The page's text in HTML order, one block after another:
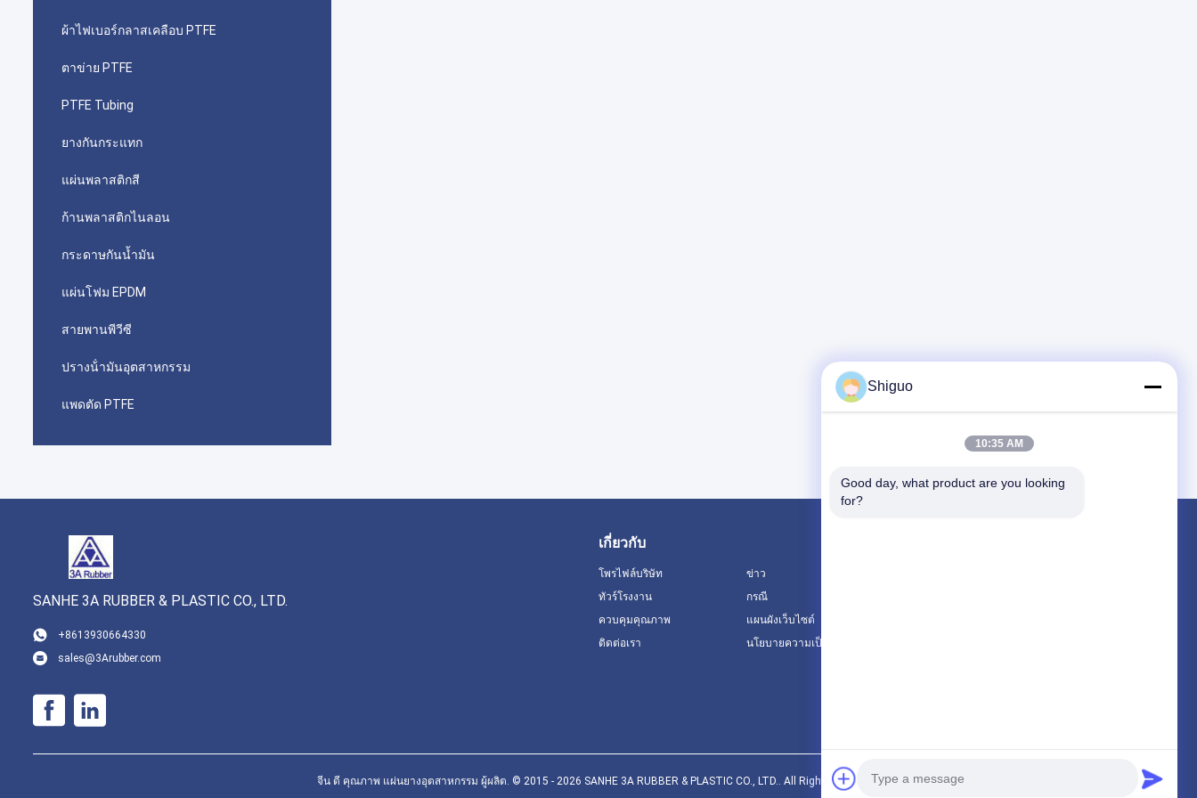
ผ้าไฟเบอร์กลาสเคลือบ PTFE
ตาข่าย PTFE
PTFE Tubing
ยางกันกระแทก
แผ่นพลาสติกสี
ก้านพลาสติกไนลอน
กระดาษกันน้ำมัน
แผ่นโฟม EPDM
สายพานพีวีซี
ปรางน้ํามันอุตสาหกรรม
แพดตัด PTFE
SANHE 3A RUBBER & PLASTIC CO., LTD.
+8613930664330
sales@3Arubber.com
เกี่ยวกับ
โพรไฟล์บริษัท
ทัวร์โรงงาน
ควบคุมคุณภาพ
ติดต่อเรา
ข่าว
กรณี
แผนผังเว็บไซต์
นโยบายความเป็นส่วนตัว
จีน ดี คุณภาพ แผ่นยางอุตสาหกรรม ผู้ผลิต. © 2015 - 2026 SANHE 3A RUBBER & PLASTIC CO., LTD.. All Rights Reserved.
Shiguo
10:35 AM
Good day, what product are you looking
for?